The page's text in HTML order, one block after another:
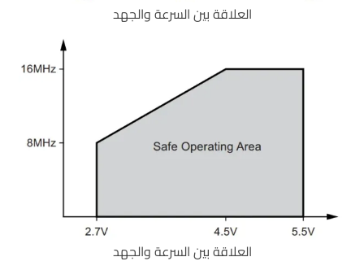
العلاقة بين السرعة والجهد
العلاقة بين السرعة والجهد